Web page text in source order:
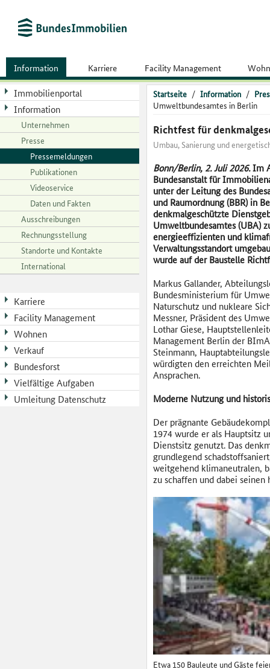
Information Karriere Facility Management
Immobilienportal
Information
Unternehmen
Presse
Pressemeldungen
Publikationen
Videoservice
Daten und Fakten
Ausschreibungen
Rechnungsstellung
Standorte und Kontakte
International
Karriere
Facility Management
Wohnen
Verkauf
Bundesforst
Vielfältige Aufgaben
Umleitung Datenschutz
Startseite / Information /
Umweltbundesamtes in Berlin
Richtfest für
Umbau, Sanierung und
Bonn/Berlin, 2. Juli 2026.Im
Bundesanstalt für
unter der Leitung des
und Raumordnung (BBR) in
denkmalgeschützte
Umweltbundesamtes (UBA)
energieeffizienten und
Verwaltungsstandort
wurde auf der Baustelle
Markus Gallander,
Bundesministerium für
Naturschutz und nukleare
Messner, Präsident des
Lothar Giese,
Management Berlin der
Steinmann,
würdigten den erreichten
Ansprachen.
Moderne Nutzung und
Der prägnante
1974 wurde er als Hauptsitz
Dienstsitz genutzt. Das
grundlegend
weitgehend klimaneutralen,
zu schaffen und dabei seinen
Etwa 150 Bauleute und Gäste